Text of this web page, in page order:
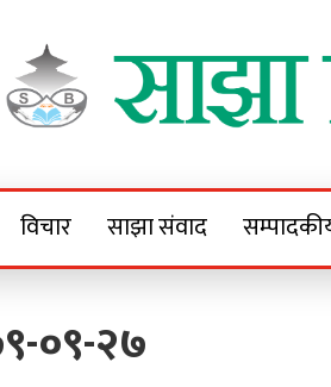
Sajha
विचार साझा संवाद
०९-२७